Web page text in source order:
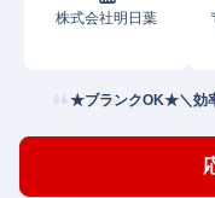
株式会社明日葉
★ブランクOK★＼効